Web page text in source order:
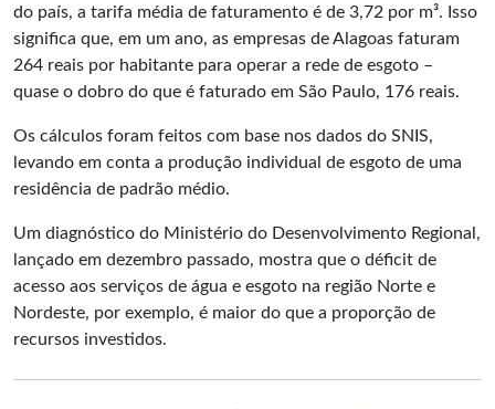
do país, a tarifa média de faturamento é de 3,72 por m³. Isso
significa que, em um ano, as empresas de Alagoas faturam
264 reais por habitante para operar a rede de esgoto –
quase o dobro do que é faturado em São Paulo, 176 reais.
Os cálculos foram feitos com base nos dados do SNIS,
levando em conta a produção individual de esgoto de uma
residência de padrão médio.
Um diagnóstico do Ministério do Desenvolvimento Regional,
lançado em dezembro passado, mostra que o déficit de
acesso aos serviços de água e esgoto na região Norte e
Nordeste, por exemplo, é maior do que a proporção de
recursos investidos.